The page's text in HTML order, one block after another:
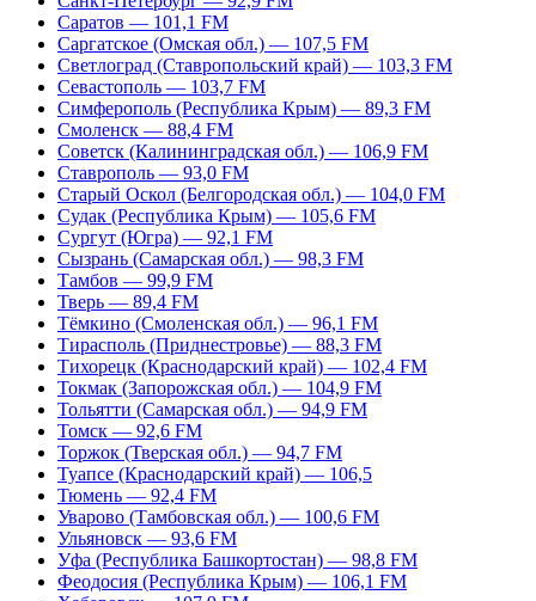
Саратов — 101,1 FM
Саргатское (Омская обл.) — 107,5 FM
Светлоград (Ставропольский край) — 103,3 FM
Севастополь — 103,7 FM
Симферополь (Республика Крым) — 89,3 FM
Смоленск — 88,4 FM
Советск (Калининградская обл.) — 106,9 FM
Ставрополь — 93,0 FM
Старый Оскол (Белгородская обл.) — 104,0 FM
Судак (Республика Крым) — 105,6 FM
Сургут (Югра) — 92,1 FM
Сызрань (Самарская обл.) — 98,3 FM
Тамбов — 99,9 FM
Тверь — 89,4 FM
Тёмкино (Смоленская обл.) — 96,1 FM
Тирасполь (Приднестровье) — 88,3 FM
Тихорецк (Краснодарский край) — 102,4 FM
Токмак (Запорожская обл.) — 104,9 FM
Тольятти (Самарская обл.) — 94,9 FM
Томск — 92,6 FM
Торжок (Тверская обл.) — 94,7 FM
Туапсе (Краснодарский край) — 106,5
Тюмень — 92,4 FM
Уварово (Тамбовская обл.) — 100,6 FM
Ульяновск — 93,6 FM
Уфа (Республика Башкортостан) — 98,8 FM
Феодосия (Республика Крым) — 106,1 FM